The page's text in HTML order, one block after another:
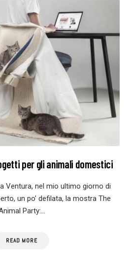
per gli animali domestici
Ventura, nel mio ultimo giorno di
un po’ defilata, la mostra The
Party:…
READ MORE